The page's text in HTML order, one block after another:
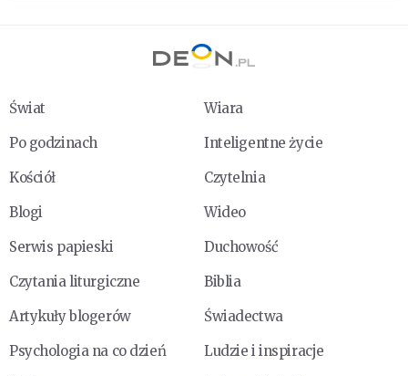
Świat
Wiara
Po godzinach
Inteligentne życie
Kościół
Czytelnia
Blogi
Wideo
Serwis papieski
Duchowość
Czytania liturgiczne
Biblia
Artykuły blogerów
Świadectwa
Psychologia na co dzień
Ludzie i inspiracje